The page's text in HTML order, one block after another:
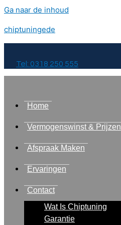
Ga naar de inhoud
chiptuningede
Tel: 0318 250 555
Home
Vermogenswinst & Prijzen
Afspraak Maken
Ervaringen
Contact
Wat Is Chiptuning
Garantie